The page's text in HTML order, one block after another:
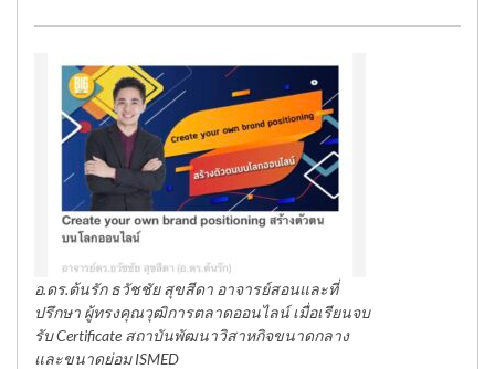
อ.ดร.ต้นรัก ธวัชชัย สุขสีดา อาจารย์สอนและที่
ปรึกษา ผู้ทรงคุณวุฒิการตลาดออนไลน์ เมื่อเรียนจบ
รับ Certificate สถาบันพัฒนาวิสาหกิจขนาดกลาง
และขนาดย่อม ISMED